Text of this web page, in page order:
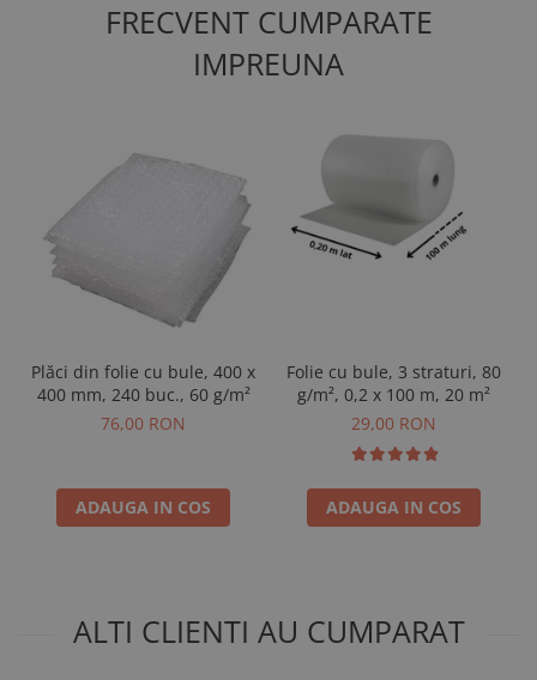
FRECVENT CUMPARATE
IMPREUNA
Plăci din folie cu bule, 400 x
400 mm, 240 buc., 60 g/m²
76,00 RON
ADAUGA IN COS
Folie cu bule, 3 straturi, 80
g/m², 0,2 x 100 m, 20 m²
29,00 RON
ADAUGA IN COS
ALTI CLIENTI AU CUMPARAT